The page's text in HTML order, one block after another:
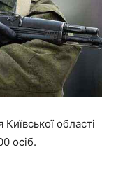
області
осіб.